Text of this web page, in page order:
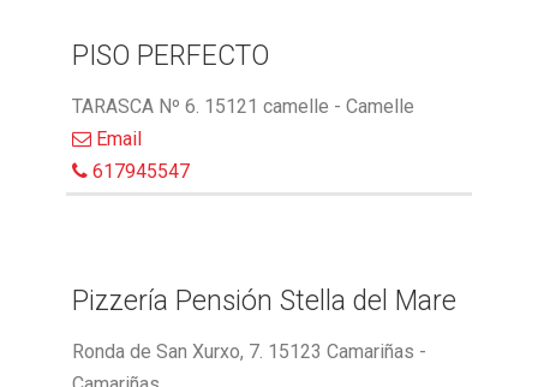
PISO PERFECTO
TARASCA Nº 6. 15121 camelle - Camelle
Email
617945547
Pizzería Pensión Stella del Mare
Ronda de San Xurxo, 7. 15123 Camariñas -